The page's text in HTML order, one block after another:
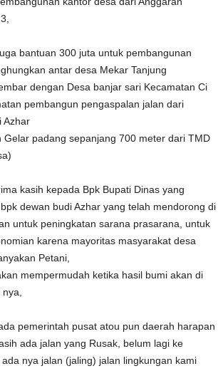
bantuan 300 juta untuk pembangunan
antar desa Mekar Tanjung
dengan Desa banjar sari Kecamatan Ci
pembangun pengaspalan jalan dari
Azhar
Gelar padang sepanjang 700 meter dari TMD
kasih kepada Bpk Bupati Dinas yang
dewan budi Azhar yang telah mendorong di
untuk peningkatan sarana prasarana, untuk
karena mayoritas masyarakat desa
Petani,
mempermudah ketika hasil bumi akan di
pemerintah pusat atou pun daerah harapan
ada jalan yang Rusak, belum lagi ke
nya jalan (jaling) jalan lingkungan kami